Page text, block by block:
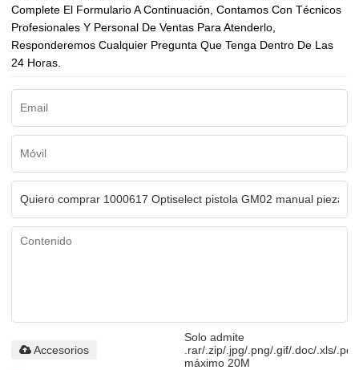
Complete El Formulario A Continuación, Contamos Con Técnicos
Profesionales Y Personal De Ventas Para Atenderlo,
Responderemos Cualquier Pregunta Que Tenga Dentro De Las
24 Horas.
Solo admite
.rar/.zip/.jpg/.png/.gif/.doc/.xls/.pdf,
máximo 20M
Accesorios